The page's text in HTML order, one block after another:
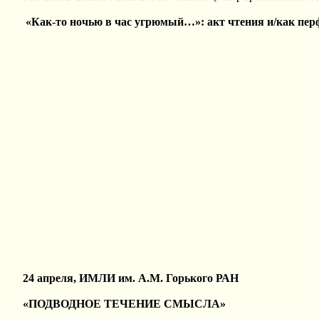
«Как-то ночью в час угрюмый…»: акт чтения и/как
24 апреля, ИМЛИ им. А.М. Горького РАН
«ПОДВОДНОЕ ТЕЧЕНИЕ СМЫСЛА»